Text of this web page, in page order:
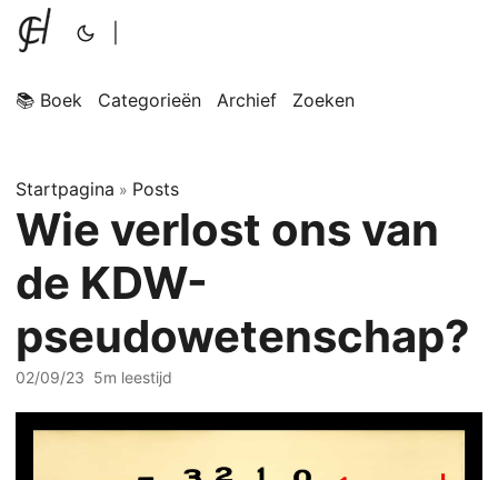
📚 Boek Categorieën Archief Zoeken
Startpagina » Posts
Wie verlost ons van
de KDW-
pseudowetenschap?
02/09/23 5m leestijd